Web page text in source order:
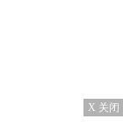
X 关闭